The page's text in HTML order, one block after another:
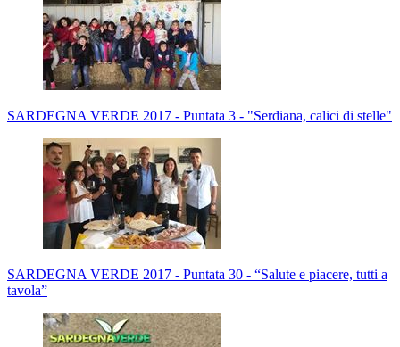
SARDEGNA VERDE 2017 - Puntata 3 - "Serdiana, calici di stelle"
SARDEGNA VERDE 2017 - Puntata 30 - “Salute e piacere, tutti a
tavola”